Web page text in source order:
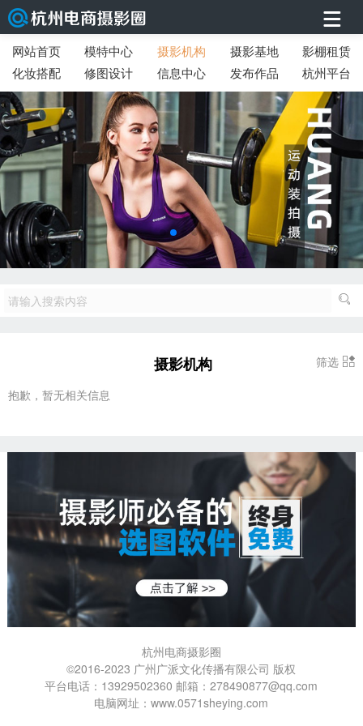
网站首页 模特中心 摄影机构 摄影基地
影棚租赁
化妆搭配
修图设计 信息中心 发布作品 杭州平台
摄影机构 筛选
抱歉，暂无相关信息
杭州电商摄影圈
©2016-2023 广州广派文化传播有限公司 版权
平台电话：13929502360 邮箱：278490877@qq.com
电脑网址：www.0571sheying.com